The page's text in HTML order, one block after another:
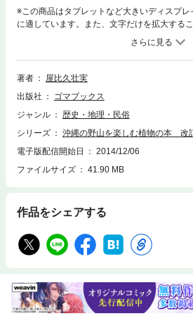
※この商品はタブレットなど大きいディスプレ
に適しています。また、文字だけを拡大する
ト、検索、辞書の参照、引用などの機能が使
よく出会う１１５種の植物が満載！・この本
な野山の植物を中心に紹介しています。・こ
は少し違います。植物を知り、楽しむための
にやさしい表現で書き、目立った植物の特徴
全体の様子や花や実、幹など、できるだけ複
ようにしています。・注釈をつけ、文を分り
縄の方言名（複数ある方言名の一部を記載）
ろい由来などはその意味も説明しています。
8年、琉球大学理学部生物学科卒業。県内大学
縄県主催自然観察・沖縄県立博物館自然観察
る傍ら、県や市町村、児童館などで自然観察
エコツアーなどで沖縄の自然を紹介している。
著者
屋比久壮実
出版社
ゴマブックス
ジャンル
歴史・地理・民俗
シリーズ
沖縄の野山を楽しむ植物の本 改
電子版配信開始日
2014/12/06
ファイルサイズ
41.90 MB
作品をシェアする